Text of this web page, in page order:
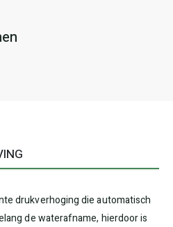
drukverhoging die automatisch
de waterafname, hierdoor is